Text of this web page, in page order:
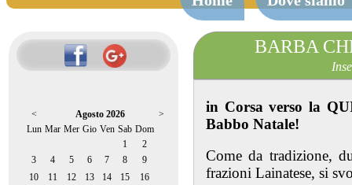
< Agosto 2026
>
Lun Mar Mer Gio Ven Sab Dom
1
2
3
4 5 6 7 8
9
10
11 12 13 14 15
16
BARBA
in Corsa verso la
Babbo Natale!
Come da tradizione,
frazioni Lainatese, si